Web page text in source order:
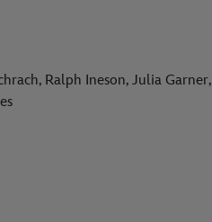
Ralph Ineson, Julia